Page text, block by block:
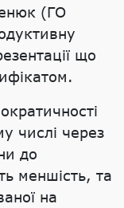
(ГО
що
числі через
до
меншість, та
на